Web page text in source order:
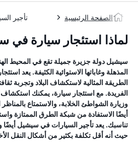
الصفحة الرئيسية تأجير
لماذا استئجار سيارة في
سيشيل دولة جزيرة جميلة تقع في المحيط
المذهلة وغاباتها الاستوائية الكثيفة. يعد
الطريقة المثالية لاستكشاف البلاد وتجربة
الفريدة. مع استئجار سيارة، يمكنك
وزيارة الشواطئ الخلابة، والاستمتاع بالمناظر
أيضًا الاستفادة من شبكة الطرق الممتازة
تناسبك. يعد تأجير السيارات في سيشيل أيضًا
حيث أنه أقل تكلفة بكثير من أشكال النقل